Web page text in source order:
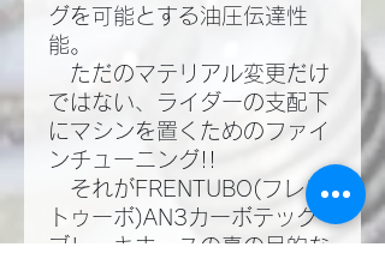
グを可能とする油圧伝達性
能。​
ただのマテリアル変更だけ
ではない、ライダーの支配下
にマシンを置くためのファイ
ンチューニング!!​
それがFRENTUBO(フレン
トゥーボ)AN3カーボテック
ブレーキホースの真の目的な